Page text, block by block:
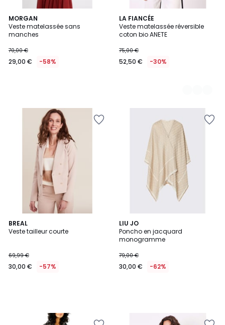
MORGAN
Veste matelassée sans
manches
70,00 €
29,00 € -58%
LA FIANCÉE
Veste matelassée réversible
coton bio ANETE
75,00 €
52,50 € -30%
2
Couleurs
BREAL
Veste tailleur courte
69,99 €
30,00 € -57%
LIU JO
Poncho en jacquard
monogramme
79,00 €
30,00 € -62%